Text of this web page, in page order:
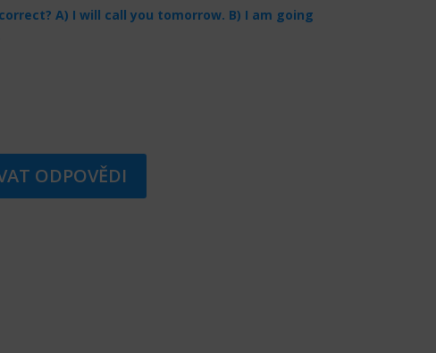
A) I will call you tomorrow. B) I am going
ODPOVĚDI